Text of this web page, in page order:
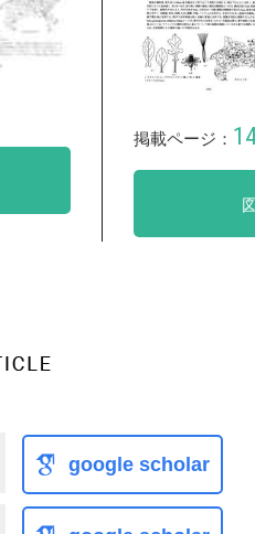
掲載ページ：
google scholar